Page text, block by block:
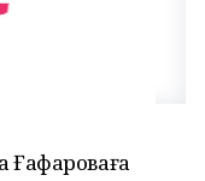
Ғафароваға